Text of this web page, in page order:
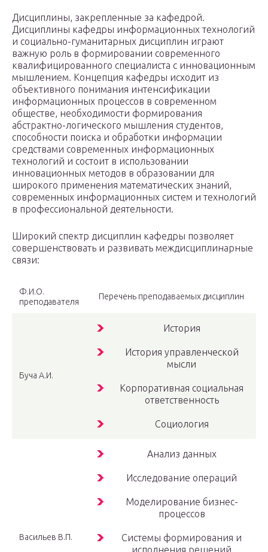
Дисциплины, закрепленные за кафедрой.
Дисциплины кафедры информационных технологий
и социально-гуманитарных дисциплин играют
важную роль в формировании современного
квалифицированного специалиста с инновационным
мышлением. Концепция кафедры исходит из
объективного понимания интенсификации
информационных процессов в современном
обществе, необходимости формирования
абстрактно-логического мышления студентов,
способности поиска и обработки информации
средствами современных информационных
технологий и состоит в использовании
инновационных методов в образовании для
широкого применения математических знаний,
современных информационных систем и технологий
в профессиональной деятельности.
Широкий спектр дисциплин кафедры позволяет
совершенствовать и развивать междисциплинарные
связи:
Ф.И.О.
преподавателя
Перечень преподаваемых дисциплин
Буча А.И.
История
История управленческой
мысли
Корпоративная социальная
ответственность
Социология
Васильев В.П.
Анализ данных
Исследование операций
Моделирование бизнес-
процессов
Системы формирования и
исполнения решений